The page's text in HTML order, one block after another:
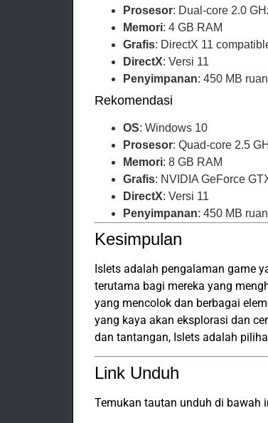
Prosesor: Dual-core 2.0
Memori: 4 GB RAM
Grafis: DirectX 11
DirectX: Versi 11
Penyimpanan: 450 MB
Rekomendasi
OS: Windows 10
Prosesor: Quad-core 2.5
Memori: 8 GB RAM
Grafis: NVIDIA GeForce
DirectX: Versi 11
Penyimpanan: 450 MB
Kesimpulan
Islets adalah pengalaman game
terutama bagi mereka yang
yang mencolok dan berbagai
yang kaya akan eksplorasi dan
dan tantangan, Islets adalah
Link Unduh
Temukan tautan unduh di bawah